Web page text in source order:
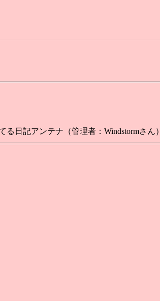
る日記アンテナ（管理者：Windstormさん）